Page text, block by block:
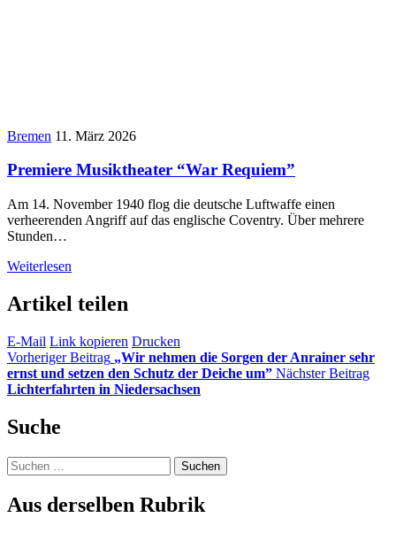
Bremen 11. März 2026
Premiere Musiktheater “War Requiem”
Am 14. November 1940 flog die deutsche Luftwaffe einen
verheerenden Angriff auf das englische Coventry. Über mehrere
Stunden…
Weiterlesen
Artikel teilen
E-Mail Link kopieren Drucken
Vorheriger Beitrag „Wir nehmen die Sorgen der Anrainer sehr
ernst und setzen den Schutz der Deiche um” Nächster Beitrag
Lichterfahrten in Niedersachsen
Suche
Suchen
nach:
Aus derselben Rubrik